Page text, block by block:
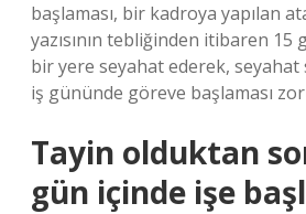
başlaması, bir kadroya yapılan
yazısının tebliğinden itibaren 15
bir yere seyahat ederek,
iş gününde göreve başlaması
Tayin olduktan
gün içinde işe